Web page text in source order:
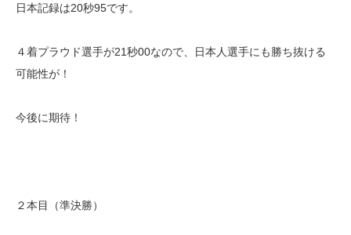
日本記録は20秒95です。
４着プラウド選手が21秒00なので、日本人選手にも勝ち抜ける
可能性が！
今後に期待！
２本目（準決勝）